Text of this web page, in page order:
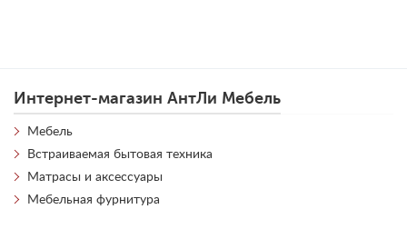
Интернет-магазин АнтЛи Мебель
Мебель
Встраиваемая бытовая техника
Матрасы и аксессуары
Мебельная фурнитура